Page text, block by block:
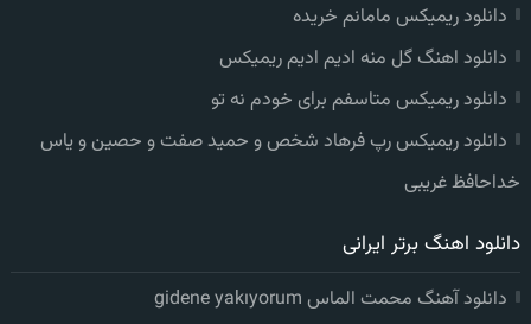
دانلود ریمیکس مامانم خریده
دانلود اهنگ گل منه ادیم ادیم ریمیکس
دانلود ریمیکس متاسفم برای خودم نه تو
دانلود ریمیکس رپ فرهاد شخص و حمید صفت و حصین و یاس
خداحافظ غریبی
دانلود اهنگ برتر ایرانی
دانلود آهنگ محمت الماس gidene yakıyorum